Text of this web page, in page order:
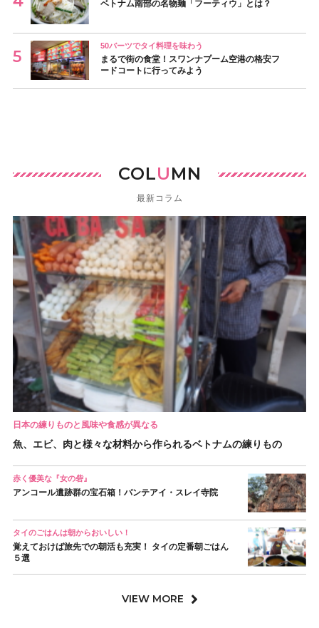
ベトナム南部の名物麺「フーティウ」とは？
50バーツでタイ料理を味わう
まるで街の食堂！スワンナプーム空港の格安フ
ードコートに行ってみよう
COLUMN
最新コラム
日本の練りものと風味や食感が異なる
魚、エビ、肉と様々な材料から作られるベトナムの練りもの
赤く優美な『女の砦』
アンコール遺跡群の宝石箱！バンテアイ・スレイ寺院
タイのごはんは朝からおいしい！
覚えておけば旅先での朝活も充実！ タイの定番朝ごはん
５選
VIEW MORE